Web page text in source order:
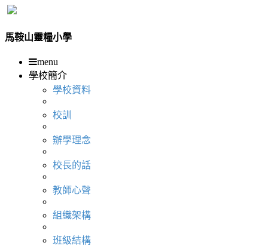
馬鞍山靈糧小學
menu
學校簡介
學校資料
校訓
辦學理念
校長的話
教師心聲
組織架構
班級結構